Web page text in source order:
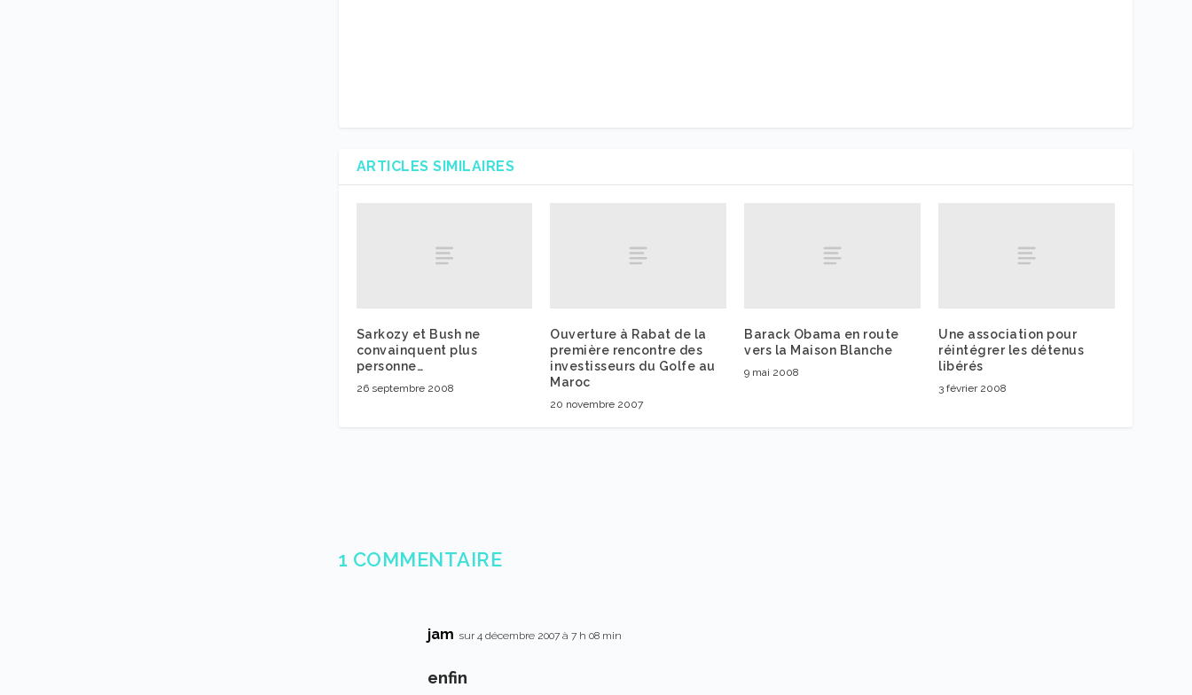
ARTICLES SIMILAIRES
Sarkozy et Bush ne
convainquent plus
personne…
26 septembre 2008
Ouverture à Rabat de la
première rencontre des
investisseurs du Golfe au
Maroc
20 novembre 2007
Barack Obama en route
vers la Maison Blanche
9 mai 2008
Une association pour
réintégrer les détenus
libérés
3 février 2008
1 COMMENTAIRE
jam sur 4 décembre 2007 à 7 h 08 min
enfin